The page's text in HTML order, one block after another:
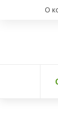
О